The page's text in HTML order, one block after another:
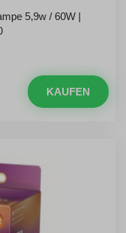
5,9w / 60W |
KAUFEN